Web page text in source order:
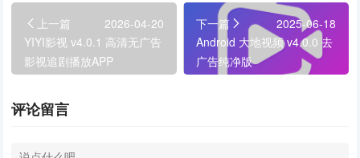
上一篇
2026-04-20
YIYI影视 v4.0.1 高清无广告
影视追剧播放APP
下一篇
2025-06-18
Android 大地视频 v4.0.0 去
广告纯净版
评论留言